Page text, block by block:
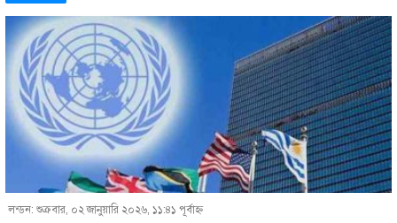
লন্ডন: শুক্রবার, ০২ জানুয়ারি ২০২৬, ১১:৪১ পূর্বাহ্ণ